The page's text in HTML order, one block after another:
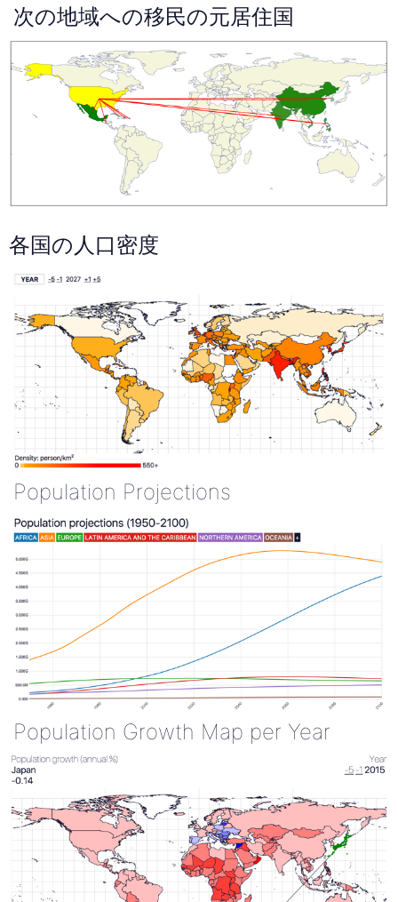
次の地域への移民の元居住国
各国の人口密度
Population Projections
Population Growth Map per Year